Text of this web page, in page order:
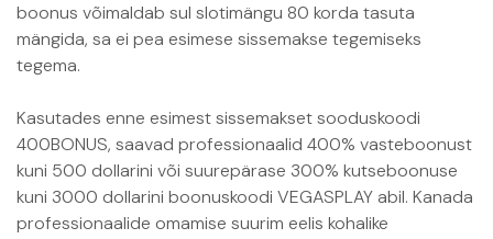
boonus võimaldab sul slotimängu 80 korda tasuta
mängida, sa ei pea esimese sissemakse tegemiseks
tegema.
Kasutades enne esimest sissemakset sooduskoodi
400BONUS, saavad professionaalid 400% vasteboonust
kuni 500 dollarini või suurepärase 300% kutseboonuse
kuni 3000 dollarini boonuskoodi VEGASPLAY abil. Kanada
professionaalide omamise suurim eelis kohalike